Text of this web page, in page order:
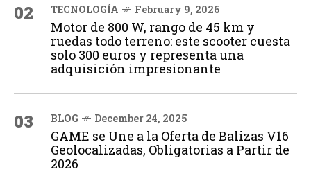
02 TECNOLOGÍA February 9, 2026
Motor de 800 W, rango de 45 km y
ruedas todo terreno: este scooter cuesta
solo 300 euros y representa una
adquisición impresionante
03 BLOG December 24, 2025
GAME se Une a la Oferta de Balizas V16
Geolocalizadas, Obligatorias a Partir de
2026